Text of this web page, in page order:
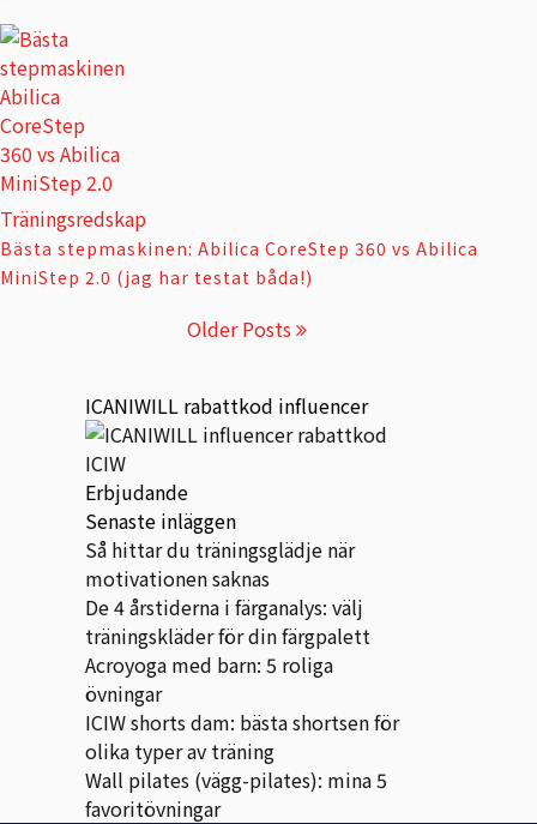
Träningsredskap
Bästa stepmaskinen: Abilica CoreStep 360 vs Abilica
MiniStep 2.0 (jag har testat båda!)
Older Posts
ICANIWILL rabattkod influencer
Erbjudande
Senaste inläggen
Så hittar du träningsglädje när
motivationen saknas
De 4 årstiderna i färganalys: välj
träningskläder för din färgpalett
Acroyoga med barn: 5 roliga
övningar
ICIW shorts dam: bästa shortsen för
olika typer av träning
Wall pilates (vägg-pilates): mina 5
favoritövningar